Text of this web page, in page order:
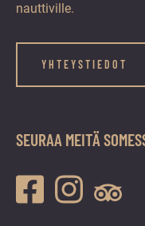
nauttiville.
YHTEYSTIEDOT
SEURAA MEITÄ